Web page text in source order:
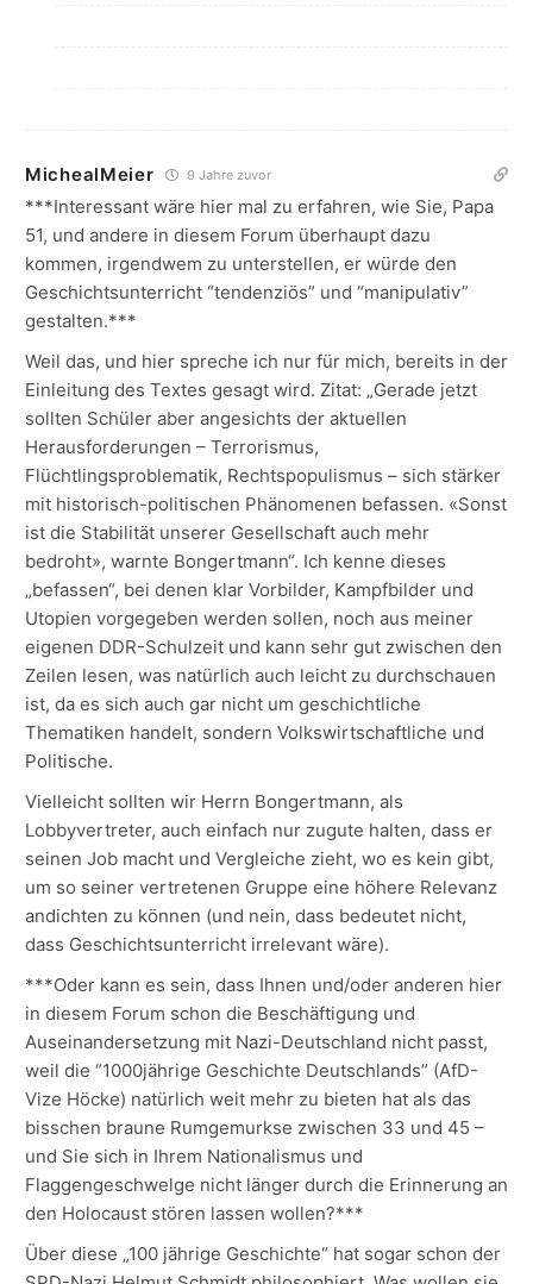
MichealMeier 9 Jahre zuvor
***Interessant wäre hier mal zu erfahren, wie Sie, Papa
51, und andere in diesem Forum überhaupt dazu
kommen, irgendwem zu unterstellen, er würde den
Geschichtsunterricht “tendenziös” und “manipulativ”
gestalten.***
Weil das, und hier spreche ich nur für mich, bereits in der
Einleitung des Textes gesagt wird. Zitat: „Gerade jetzt
sollten Schüler aber angesichts der aktuellen
Herausforderungen – Terrorismus,
Flüchtlingsproblematik, Rechtspopulismus – sich stärker
mit historisch-politischen Phänomenen befassen. «Sonst
ist die Stabilität unserer Gesellschaft auch mehr
bedroht», warnte Bongertmann“. Ich kenne dieses
„befassen“, bei denen klar Vorbilder, Kampfbilder und
Utopien vorgegeben werden sollen, noch aus meiner
eigenen DDR-Schulzeit und kann sehr gut zwischen den
Zeilen lesen, was natürlich auch leicht zu durchschauen
ist, da es sich auch gar nicht um geschichtliche
Thematiken handelt, sondern Volkswirtschaftliche und
Politische.
Vielleicht sollten wir Herrn Bongertmann, als
Lobbyvertreter, auch einfach nur zugute halten, dass er
seinen Job macht und Vergleiche zieht, wo es kein gibt,
um so seiner vertretenen Gruppe eine höhere Relevanz
andichten zu können (und nein, dass bedeutet nicht,
dass Geschichtsunterricht irrelevant wäre).
***Oder kann es sein, dass Ihnen und/oder anderen hier
in diesem Forum schon die Beschäftigung und
Auseinandersetzung mit Nazi-Deutschland nicht passt,
weil die “1000jährige Geschichte Deutschlands” (AfD-
Vize Höcke) natürlich weit mehr zu bieten hat als das
bisschen braune Rumgemurkse zwischen 33 und 45 –
und Sie sich in Ihrem Nationalismus und
Flaggengeschwelge nicht länger durch die Erinnerung an
den Holocaust stören lassen wollen?***
Über diese „100 jährige Geschichte“ hat sogar schon der